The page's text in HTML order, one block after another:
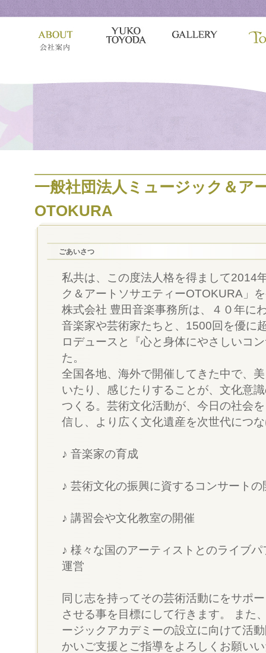
一般社団法人ミュージック＆ア
OTOKURA
ごあいさつ
私共は、この度法人格を得まして2014
ク＆アートソサエティーOTOKURA」
株式会社 豊田音楽事務所は、４０年に
音楽家や芸術家たちと、1500回を優に
ロデュースと『心と身体にやさしいコ
た。
全国各地、海外で開催してきた中で、
いたり、感じたりすることが、文化意
つくる。芸術文化活動が、今日の社会
信し、より広く文化遺産を次世代につ
♪ 音楽家の育成
♪ 芸術文化の振興に資するコンサートの
♪ 講習会や文化教室の開催
♪ 様々な国のアーティストとのライブ
運営
同じ志を持ってその芸術活動にをサポ
させる事を目標にして行きます。 また
ージックアカデミーの設立に向けて活
かいご支援とご指導をよろしくお願い